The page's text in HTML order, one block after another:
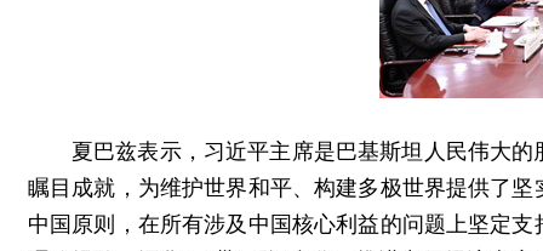
夏巴兹表示，习近平主席是巴基斯坦人民伟大
瞩目成就，为维护世界和平、构建多极世界提供了
中国原则，在所有涉及中国核心利益的问题上坚定